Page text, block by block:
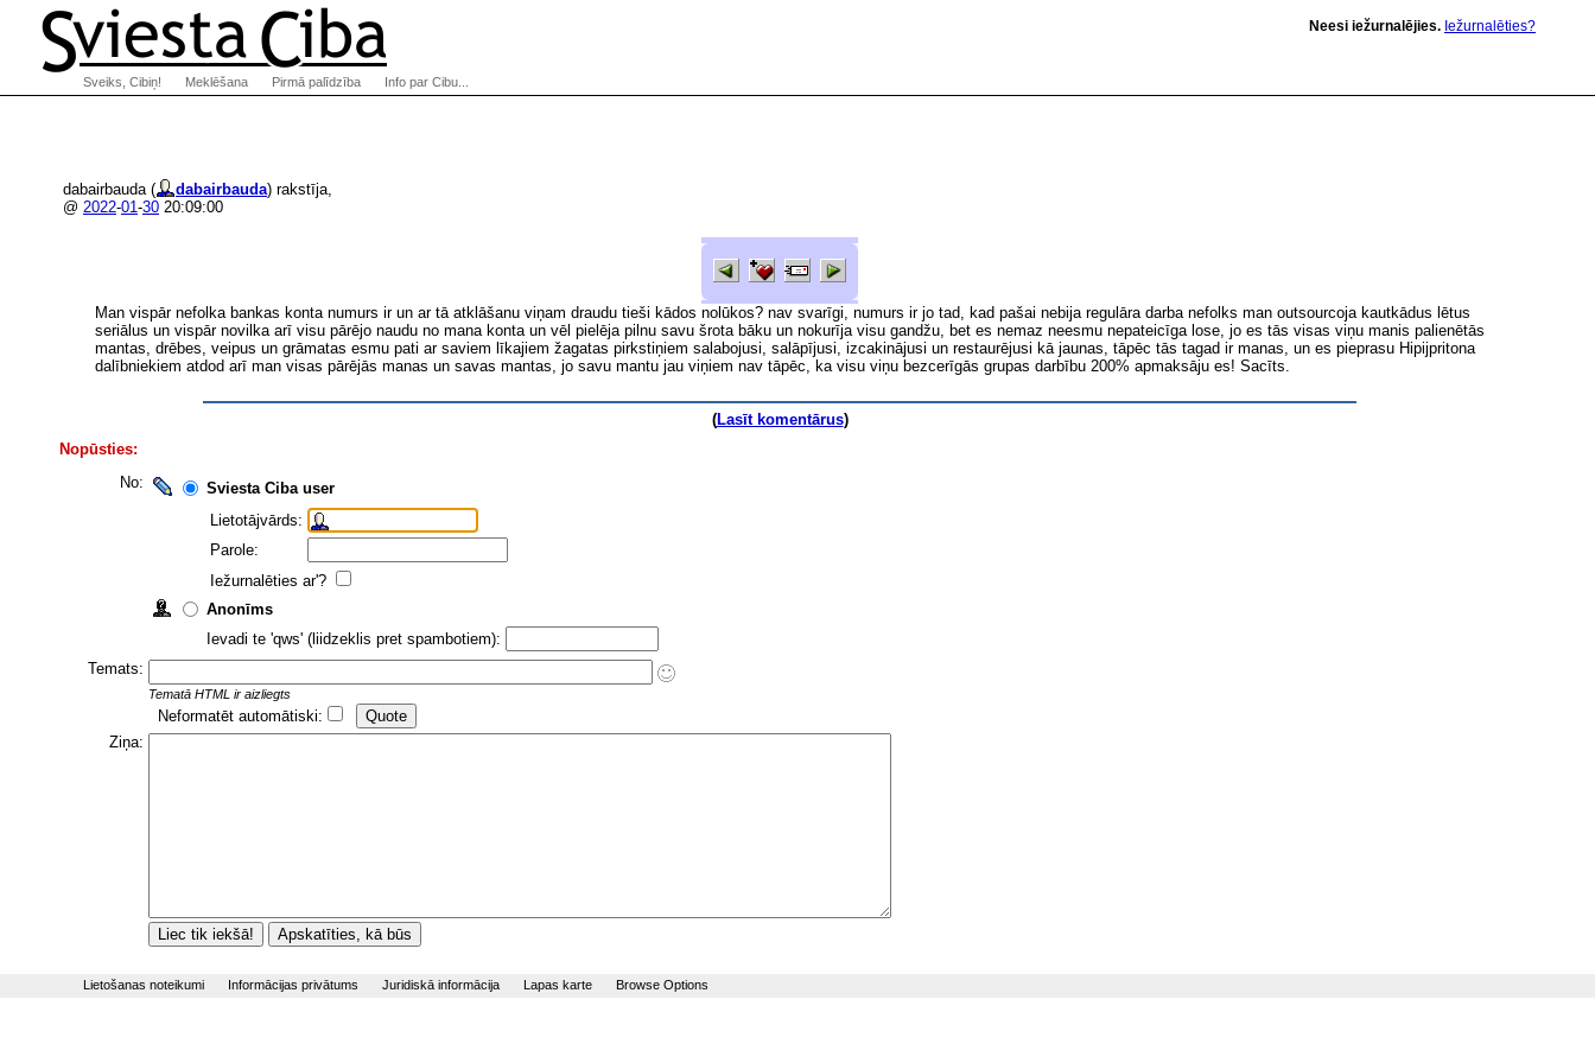
dabairbauda ( dabairbauda) rakstīja,
@ 2022-01-30 20:09:00
Man vispār nefolka bankas konta numurs ir un ar tā atklāšanu viņam draudu tieši kādos nolūkos? nav svarīgi, numurs ir jo tad, kad pašai nebija regulāra darba nefolks man outsourcoja kautkādus lētus
seriālus un vispār novilka arī visu pārējo naudu no mana konta un vēl pielēja pilnu savu šrota bāku un nokurīja visu gandžu, bet es nemaz neesmu nepateicīga lose, jo es tās visas viņu manis palienētās
mantas, drēbes, veipus un grāmatas esmu pati ar saviem līkajiem žagatas pirkstiņiem salabojusi, salāpījusi, izcakinājusi un restaurējusi kā jaunas, tāpēc tās tagad ir manas, un es pieprasu Hipijpritona
dalībniekiem atdod arī man visas pārējās manas un savas mantas, jo savu mantu jau viņiem nav tāpēc, ka visu viņu bezcerīgās grupas darbību 200% apmaksāju es! Sacīts.
(Lasīt komentārus)
Nopūsties:
No:
Sviesta Ciba user
Lietotājvārds:
Parole:
Iežurnalēties ar'?
Anonīms
Ievadi te 'qws' (liidzeklis pret spambotiem):
Temats:
Tematā HTML ir aizliegts
Neformatēt automātiski:
Ziņa:
Neesi iežurnalējies. Iežurnalēties?
Sveiks, Cibiņ! Meklēšana Pirmā palīdzība Info par Cibu...
Lietošanas noteikumi Informācijas privātums Juridiskā informācija Lapas karte Browse Options